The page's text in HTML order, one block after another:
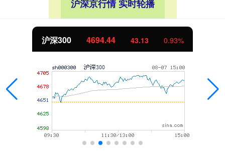
沪深京行情 实时轮播
沪深300 4694.44 43.13 0.93%